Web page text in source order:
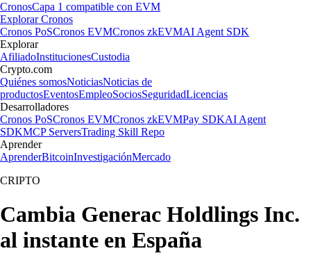
CronosCapa 1 compatible con EVM
Explorar Cronos
Cronos PoSCronos EVMCronos zkEVMAI Agent SDK
Explorar
AfiliadoInstitucionesCustodia
Crypto.com
Quiénes somosNoticiasNoticias de
productosEventosEmpleoSociosSeguridadLicencias
Desarrolladores
Cronos PoSCronos EVMCronos zkEVMPay SDKAI Agent
SDKMCP ServersTrading Skill Repo
Aprender
AprenderBitcoinInvestigaciónMercado
CRIPTO
Cambia Generac Holdlings Inc.
al instante en España